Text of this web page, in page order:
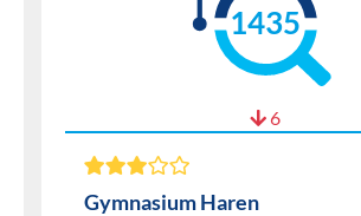
1435
6
Gymnasium Haren